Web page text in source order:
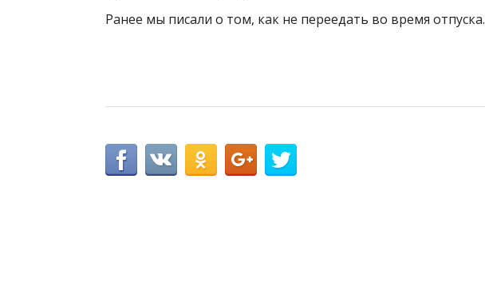
Ранее мы писали о том, как не переедать во время отпуска.